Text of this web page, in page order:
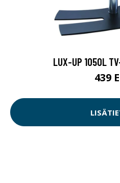
LUX-UP 1050L
439